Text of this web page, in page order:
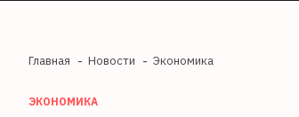
Главная Новости Экономика
ЭКОНОМИКА